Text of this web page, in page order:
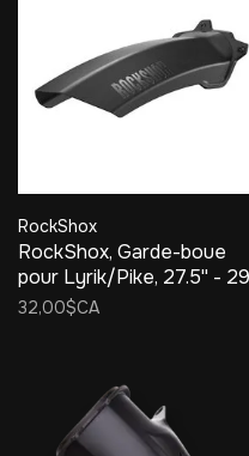
RockShox
RockShox, Garde-boue
pour Lyrik/Pike, 27.5'' - 29
32,00$CA